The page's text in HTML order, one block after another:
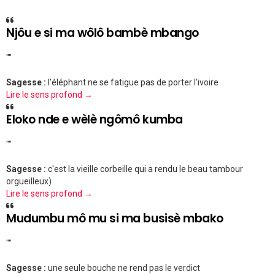
Njôu e si ma wôlô bambè mbango
""
Sagesse : l'éléphant ne se fatigue pas de porter l'ivoire
Lire le sens profond →
Eloko nde e wèlè ngômô kumba
""
Sagesse : c'est la vieille corbeille qui a rendu le beau tambour
orgueilleux)
Lire le sens profond →
Mudumbu mô mu si ma busisè mbako
""
Sagesse : une seule bouche ne rend pas le verdict